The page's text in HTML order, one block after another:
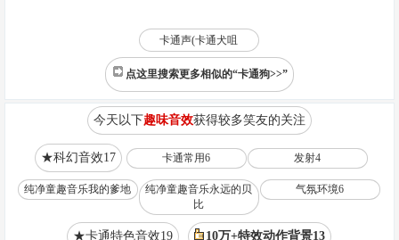
卡通声(卡通犬咀
点这里搜索更多相似的“卡通狗>>”
今天以下趣味音效获得较多笑友的关注
★科幻音效17 卡通常用6 发射4
纯净童趣音乐我的爹地
纯净童趣音乐永远的贝
比
气氛环境6
★卡通特色音效19 10万+特效动作背景13